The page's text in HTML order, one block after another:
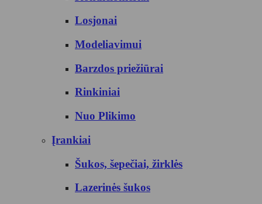
Losjonai
Modeliavimui
Barzdos priežiūrai
Rinkiniai
Nuo Plikimo
Įrankiai
Šukos, šepečiai, žirklės
Lazerinės šukos